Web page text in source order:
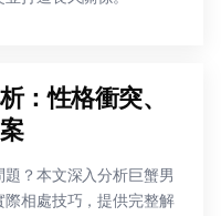
：性格衝突、
？本文深入分析巨蟹男
相處技巧，提供完整解